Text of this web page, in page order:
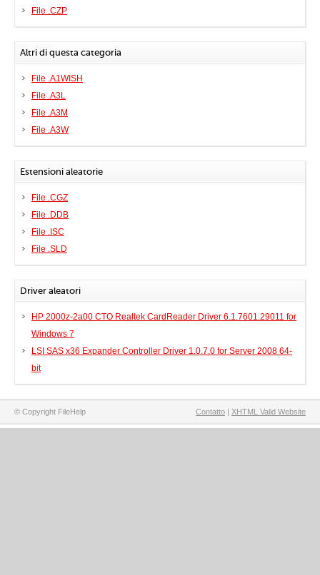
File .CZP
Altri di questa categoria
File .A1WISH
File .A3L
File .A3M
File .A3W
Estensioni aleatorie
File .CGZ
File .DDB
File .ISC
File .SLD
Driver aleatori
HP 2000z-2a00 CTO Realtek CardReader Driver 6.1.7601.29011 for
Windows 7
LSI SAS x36 Expander Controller Driver 1.0.7.0 for Server 2008 64-
bit
© Copyright FileHelp Contatto | XHTML Valid Website